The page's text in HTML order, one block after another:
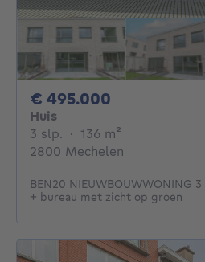
€ 495.000
Huis
3 slp. 3 slaapkamers
· 136 m²
2800 Mechelen
BEN20 NIEUWBOUWWONING
+ bureau met zicht op groen